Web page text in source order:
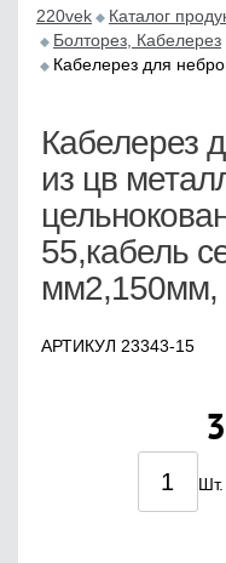
220vek Каталог
Болторез, Кабелерез
Кабелерез для
Кабелерез
из цв
55,кабель
АРТИКУЛ 23343-15
Шт.